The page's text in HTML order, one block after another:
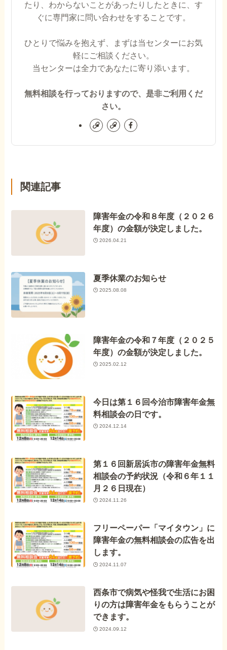
たり、わからないことがあったりしたときに、す
ぐに専門家に問い合わせをすることです。
ひとりで悩みを抱えず、まずは当センターにお気
軽にご相談ください。
当センターは全力であなたに寄り添います。
無料相談を行っておりますので、是非ご利用くだ
さい。
関連記事
障害年金の令和８年度（２０２６
年度）の金額が決定しました。
2026.04.21
夏季休業のお知らせ
2025.08.08
障害年金の令和７年度（２０２５
年度）の金額が決定しました。
2025.02.12
今日は第１６回今治市障害年金無
料相談会の日です。
2024.12.14
第１６回新居浜市の障害年金無料
相談会の予約状況（令和６年１１
月２６日現在）
2024.11.26
フリーペーパー「マイタウン」に
障害年金の無料相談会の広告を出
します。
2024.11.07
西条市で病気や怪我で生活にお困
りの方は障害年金をもらうことが
できます。
2024.09.12